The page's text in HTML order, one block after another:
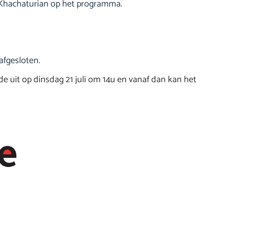
op het programma.
uit op dinsdag 21 juli om 14u en vanaf dan kan het